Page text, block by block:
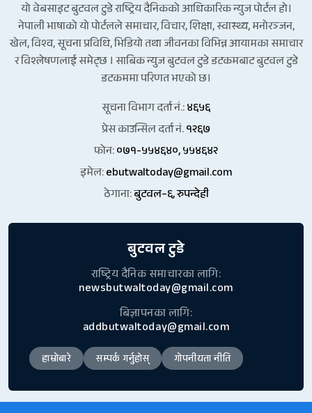
यो वेबसाइट बुटवल टुडे राष्ट्रिय दैनिकको आधिकारिक न्युज पोर्टल हो।
नेपाली भाषाको यो पोर्टलले समाचार, विचार, शिक्षा, स्वास्थ्य, मनोरञ्जन,
खेल, विश्व, सूचना प्रविधि, भिडियो तथा जीवनका विभिन्न आयामका समाचार
र विश्लेषणलाई समेट्छ । साबिक न्युज बुटवल टुडे डटकमबाट बुटवल टुडे
डटकममा परिणत भएको छ।
सूचना विभाग दर्ता नं.:४६५६
प्रेस काउन्सिल दर्ता नं.१२६७
फोन:०७१-५५४६४०, ५५४६४२
इमेल:ebutwaltoday@gmail.com
ठेगाना:बुटवल–६, रुपन्देही
बुटवल टुडे
राष्ट्रिय दैनिक समाचारका लागि:
newsbutwaltoday@gmail.com
बिज्ञापनका लागि:
addbutwaltoday@gmail.com
हाम्रोबारे सम्पर्क गर्नुहोस् गोपनीयता नीति